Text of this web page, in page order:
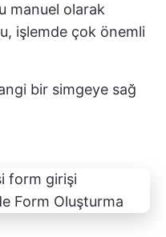
manuel olarak
işlemde çok önemli
bir simgeye sağ